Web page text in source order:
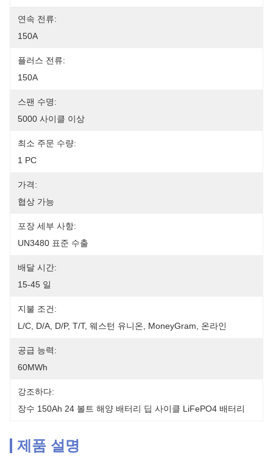
연속 전류:
150A
플러스 전류:
150A
스팬 수명:
5000 사이클 이상
최소 주문 수량:
1 PC
가격:
협상 가능
포장 세부 사항:
UN3480 표준 수출
배달 시간:
15-45 일
지불 조건:
L/C, D/A, D/P, T/T, 웨스턴 유니온, MoneyGram, 온라인
공급 능력:
60MWh
강조하다:
장수 150Ah 24 볼트 해양 배터리 딥 사이클 LiFePO4 배터리
제품 설명